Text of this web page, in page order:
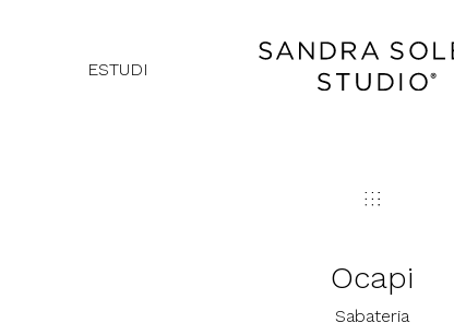
ESTUDI
Ocapi
Sabateria